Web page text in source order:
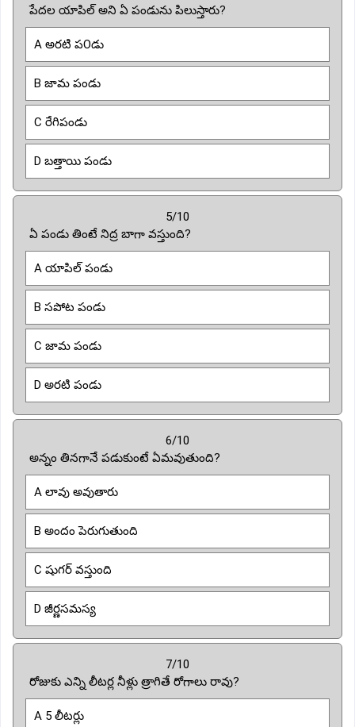
పేదల యాపిల్ అని ఏ పండును పిలుస్తారు?
A అరటి పOడు
B జామ పండు
C రేగిపండు
D బత్తాయి పండు
5/10
ఏ పండు తింటే నిద్ర బాగా వస్తుంది?
A యాపిల్ పండు
B సపోట పండు
C జామ పండు
D అరటి పండు
6/10
అన్నం తినగానే పడుకుంటే ఏమవుతుంది?
A లావు అవుతారు
B అందం పెరుగుతుంది
C షుగర్ వస్తుంది
D జీర్ణసమస్య
7/10
రోజుకు ఎన్ని లీటర్ల నీళ్లు త్రాగితే రోగాలు రావు?
A 5 లీటర్లు